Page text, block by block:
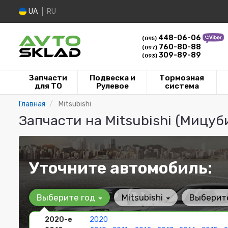
UA RU
(095) 448-06-06
(097) 760-80-88
(093) 309-89-89
Запчасти
для ТО
Подвеска и
Рулевое
Тормозная
система
Главная Mitsubishi
Запчасти на Mitsubishi
Уточните автомобиль:
Выберите год
2020-е
2020
Mitsubishi